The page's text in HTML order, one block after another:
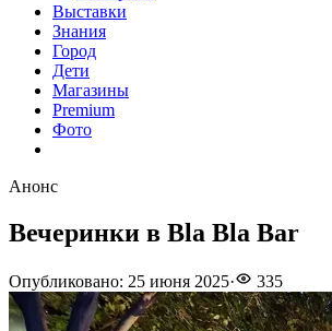
Выставки
Знания
Город
Дети
Магазины
Premium
Фото
Анонс
Вечеринки в Bla Bla Bar
Опубликовано: 25 июня 2025· 335